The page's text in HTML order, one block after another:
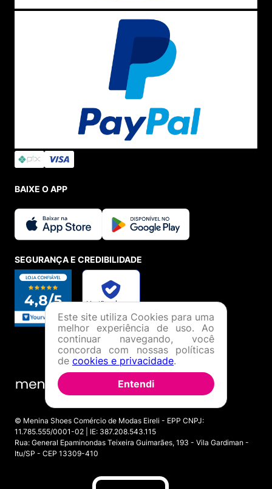
BAIXE O APP
SEGURANÇA E CREDIBILIDADE
© Menina Shoes Comércio de Modas Eireli - EPP CNPJ:
11.785.555/0001-02 | IE: 387.208.543.115
Rua: General Epaminondas Teixeira Guimarães, 193 - Vila Gardiman -
Itu/SP - CEP 13309-410
Este site utiliza Cookies para uma
melhor experiência de uso. Ao
continuar navegando, você
concorda com nossas políticas
de cookies e privacidade.
Entendi